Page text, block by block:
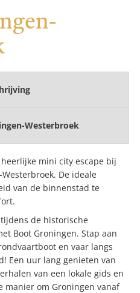
Westerbroek
mini city escape bij
De ideale
van de binnenstad te
de historische
Boot Groningen. Stap aan
en vaar langs
Een uur lang genieten van
van een lokale gids en
manier om Groningen vanaf